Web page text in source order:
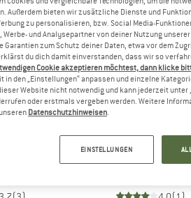
Loose Fit Tee W
bis 30%
ACLIMA
Women's Lightwool
Merinoshirt
Außerdem bieten wir zusätzliche Dienste und
zu personalisieren, bzw. Social Media-
Werbe- und Analysepartner von deiner Nutzung
Garantien zum Schutz deiner Daten, etwa vor dem
du dich damit einverstanden, dass wir so
Cookie akzeptieren möchtest, dann klicke
in den „Einstellungen“ anpassen und einzelne
Website nicht notwendig und kann jederzeit
oder erstmals vergeben werden. Weitere
Datenschutzhinweisen.
EINSTELLUNGEN